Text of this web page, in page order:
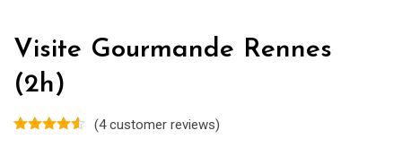
Visite Gourmande Rennes
(2h)
(4customer reviews)